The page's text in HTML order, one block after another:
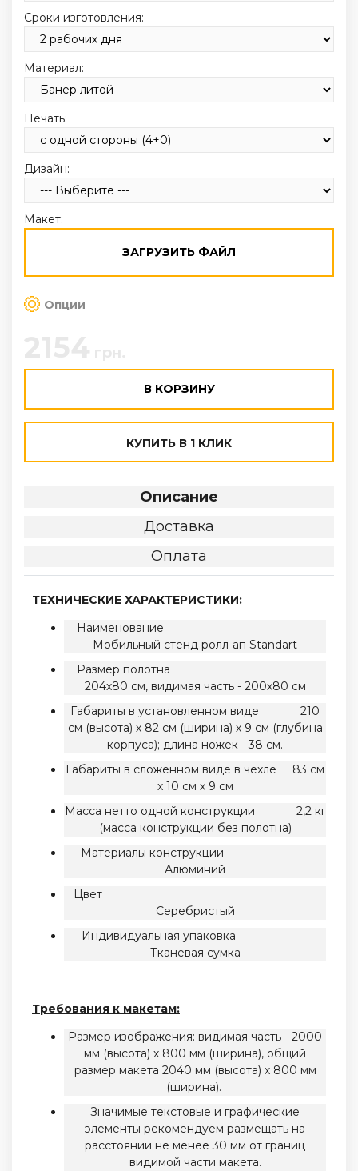
Сроки изготовления:
Материал:
Печать:
Дизайн:
Макет:
ЗАГРУЗИТЬ ФАЙЛ
Опции
В КОРЗИНУ
КУПИТЬ В 1 КЛИК
Описание
Доставка
Оплата
ТЕХНИЧЕСКИЕ ХАРАКТЕРИСТИКИ:
Наименование
Мобильный стенд ролл-ап Standart
Размер полотна
204х80 см, видимая часть - 200х80 см
Габариты в установленном виде 210
см (высота) х 82 см (ширина) х 9 см (глубина
корпуса); длина ножек - 38 см.
Габариты в сложенном виде в чехле 83 см
х 10 см х 9 см
Масса нетто одной конструкции 2,2 кг
(масса конструкции без полотна)
Материалы конструкции
Алюминий
Цвет
Серебристый
Индивидуальная упаковка
Тканевая сумка
Требования к макетам:
Размер изображения: видимая часть - 2000
мм (высота) х 800 мм (ширина), общий
размер макета 2040 мм (высота) х 800 мм
(ширина).
Значимые текстовые и графические
элементы рекомендуем размещать на
расстоянии не менее 30 мм от границ
видимой части макета.